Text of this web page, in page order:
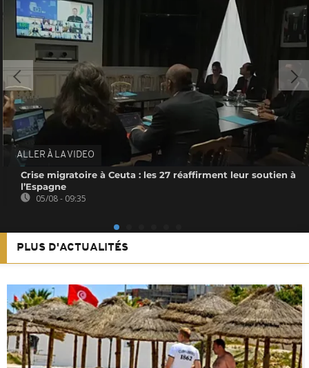
ALLER À LA VIDEO
Crise migratoire à Ceuta : les 27 réaffirment leur soutien à
l’Espagne
05/08 - 09:35
PLUS D'ACTUALITÉS